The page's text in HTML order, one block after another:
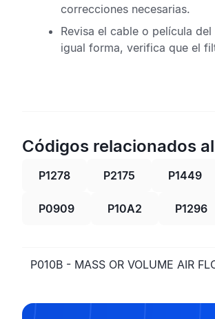
correcciones necesarias.
Revisa el cable o película del
igual forma, verifica que el
Códigos relacionados
P1278 P2175 P1449
P0909 P10A2 P1296
P010B - MASS OR VOLUME AIR